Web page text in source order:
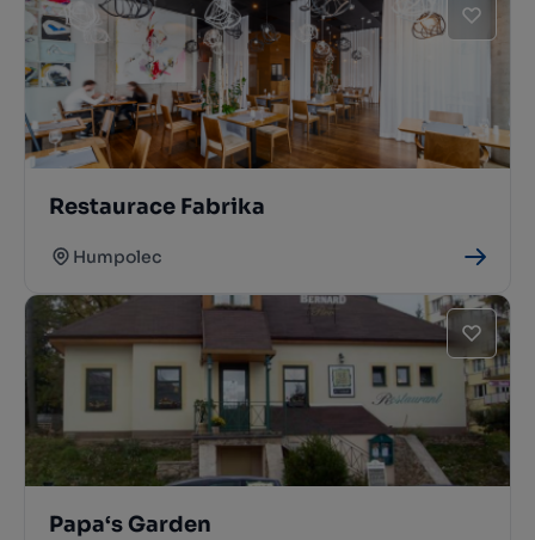
Restaurace Fabrika
Humpolec
Papa‘s Garden